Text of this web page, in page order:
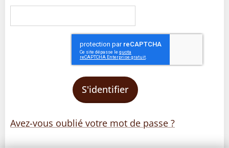
S'identifier
Avez-vous oublié votre mot de passe ?